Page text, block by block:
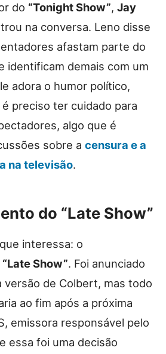
do “Tonight Show”, Jay
na conversa. Leno disse
afastam parte do
identificam demais com um
adora o humor político,
preciso ter cuidado para
algo que é
sobre a censura e a
na televisão.
do “Late Show”
interessa: o
“Late Show”. Foi anunciado
versão de Colbert, mas todo
ao fim após a próxima
emissora responsável pelo
essa foi uma decisão